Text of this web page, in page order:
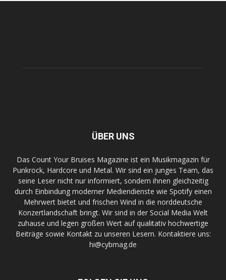
ÜBER UNS
Das Count Your Bruises Magazine ist ein Musikmagazin für
Punkrock, Hardcore und Metal. Wir sind ein junges Team, das
seine Leser nicht nur informiert, sondern ihnen gleichzeitig
durch Einbindung moderner Mediendienste wie Spotify einen
Mehrwert bietet und frischen Wind in die norddeutsche
Konzertlandschaft bringt. Wir sind in der Social Media Welt
zuhause und legen großen Wert auf qualitativ hochwertige
Beiträge sowie Kontakt zu unseren Lesern. Kontaktiere uns:
hi@cybmag.de